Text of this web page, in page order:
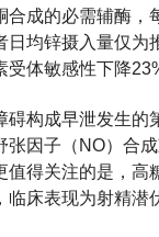
合成的必需辅酶，
日均锌摄入量仅
体敏感性下降
碍构成早泄发生
张因子（NO）合
值得关注的是，
床表现为射精潜